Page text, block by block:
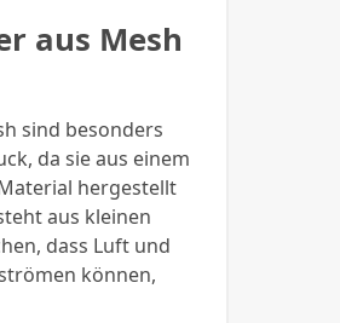
aus Mesh
sind besonders
da sie aus einem
hergestellt
aus kleinen
dass Luft und
können,